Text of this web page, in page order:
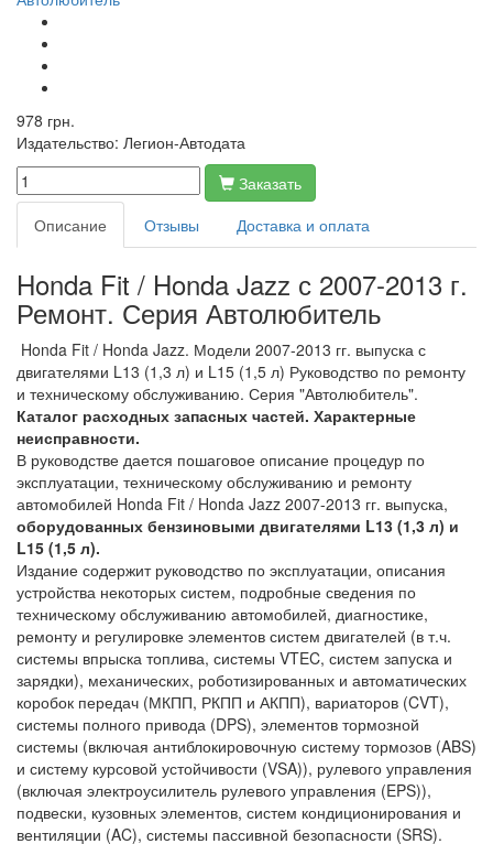
978 грн.
Издательство: Легион-Автодата
Заказать
Описание
Отзывы Доставка и оплата
Honda Fit / Honda Jazz с 2007-2013 г.
Ремонт. Серия Автолюбитель
Honda Fit / Honda Jazz. Модели 2007-2013 гг. выпуска с
двигателями L13 (1,3 л) и L15 (1,5 л) Руководство по ремонту
и техническому обслуживанию. Серия "Автолюбитель".
Каталог расходных запасных частей. Характерные
неисправности.
В руководстве дается пошаговое описание процедур по
эксплуатации, техническому обслуживанию и ремонту
автомобилей Honda Fit / Honda Jazz 2007-2013 гг. выпуска,
оборудованных бензиновыми двигателями L13 (1,3 л) и
L15 (1,5 л).
Издание содержит руководство по эксплуатации, описания
устройства некоторых систем, подробные сведения по
техническому обслуживанию автомобилей, диагностике,
ремонту и регулировке элементов систем двигателей (в т.ч.
системы впрыска топлива, системы VTEC, систем запуска и
зарядки), механических, роботизированных и автоматических
коробок передач (МКПП, РКПП и АКПП), вариаторов (CVT),
системы полного привода (DPS), элементов тормозной
системы (включая антиблокировочную систему тормозов (ABS)
и систему курсовой устойчивости (VSA)), рулевого управления
(включая электроусилитель рулевого управления (EPS)),
подвески, кузовных элементов, систем кондиционирования и
вентиляции (AC), системы пассивной безопасности (SRS).